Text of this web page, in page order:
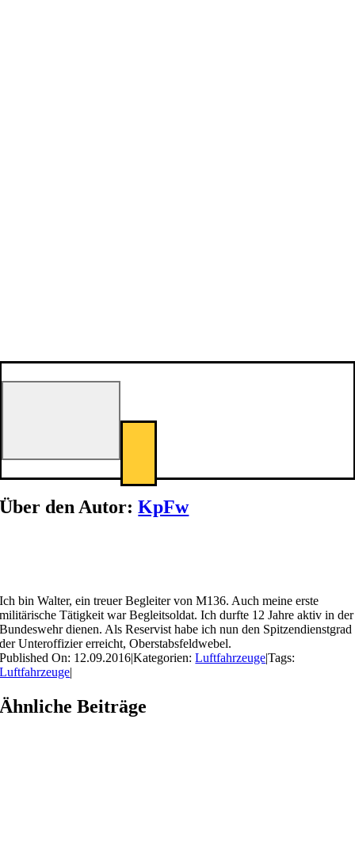
Über den Autor:KpFw
Ich bin Walter, ein treuer Begleiter von M136. Auch meine erste
militärische Tätigkeit war Begleitsoldat. Ich durfte 12 Jahre aktiv in der
Bundeswehr dienen. Als Reservist habe ich nun den Spitzendienstgrad
der Unteroffizier erreicht, Oberstabsfeldwebel.
Published On: 12.09.2016|Kategorien:Luftfahrzeuge|Tags:
Luftfahrzeuge|
Ähnliche Beiträge